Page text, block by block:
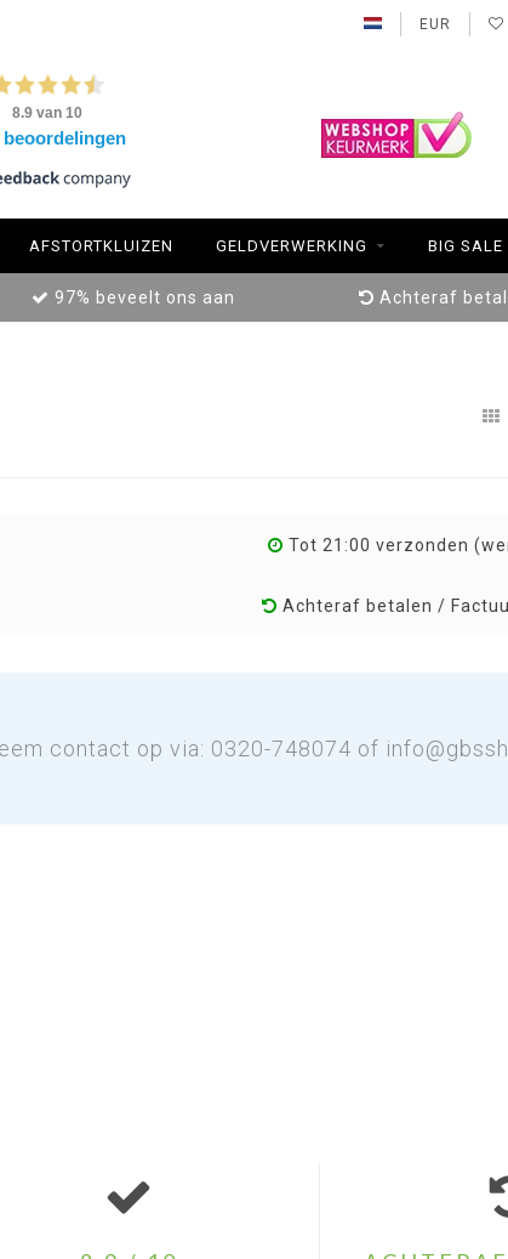
EUR
AFSTORTKLUIZEN GELDVERWERKING BIG SALE
97% beveelt ons aan Achteraf
Tot 21:00 verzonden
Achteraf betalen /
contact op via: 0320-748074 of